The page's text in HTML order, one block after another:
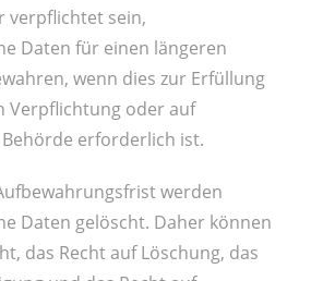
verpflichtet sein,
Daten für einen längeren
wenn dies zur Erfüllung
Verpflichtung oder auf
erforderlich ist.
werden
Daten gelöscht. Daher können
das Recht auf Löschung, das